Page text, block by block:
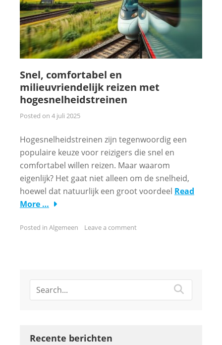
Snel, comfortabel en
milieuvriendelijk reizen met
hogesnelheidstreinen
Posted on 4 juli 2025
Hogesnelheidstreinen zijn tegenwoordig een
populaire keuze voor reizigers die snel en
comfortabel willen reizen. Maar waarom
eigenlijk? Het gaat niet alleen om de snelheid,
hoewel dat natuurlijk een groot voordeel Read
More …
Posted in Algemeen Leave a comment
Recente berichten